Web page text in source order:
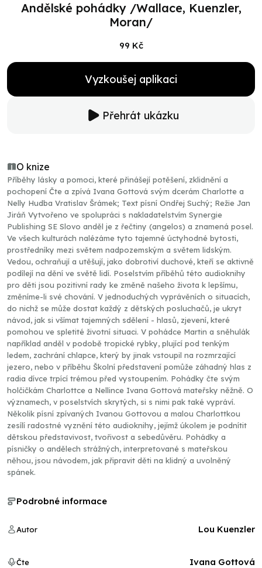
Andělské pohádky /Wallace, Kuenzler,
Moran/
99 Kč
Vyzkoušej aplikaci
Přehrát ukázku
O knize
Příběhy lásky a pomoci, které přinášejí potěšení, zklidnění a
pochopení Čte a zpívá Ivana Gottová svým dcerám Charlotte a
Nelly Hudba Vratislav Šrámek; Text písní Ondřej Suchý; Režie Jan
Jiráň Vytvořeno ve spolupráci s nakladatelstvím Synergie
Publishing SE Slovo anděl je z řečtiny (angelos) a znamená posel.
Ve všech kulturách nalézáme tyto tajemné úctyhodné bytosti,
prostředníky mezi světem nadpozemským a světem lidským.
Vedou, ochraňují a utěšují, jako dobrotiví duchové, kteří se aktivně
podílejí na dění ve světě lidí. Poselstvím příběhů této audioknihy
pro děti jsou pozitivní rady ke změně našeho života k lepšímu,
změníme-li své chování. V jednoduchých vyprávěních o situacích,
do nichž se může dostat každý z dětských posluchačů, je ukryt
návod, jak si všímat tajemných sdělení - hlasů, zjevení, které
pomohou ve spletité životní situaci. V pohádce Martin a sněhulák
například anděl v podobě tropické rybky, plující pod tenkým
ledem, zachrání chlapce, který by jinak vstoupil na rozmrzající
jezero, nebo v příběhu Školní představení pomůže záhadný hlas z
radia dívce trpící trémou před vystoupením. Pohádky čte svým
holčičkám Charlottce a Nellince Ivana Gottová mateřsky něžně. O
významech, v poselstvích skrytých, si s nimi pak také vypráví.
Několik písní zpívaných Ivanou Gottovou a malou Charlottkou
zesílí radostné vyznění této audioknihy, jejímž úkolem je podnítit
dětskou představivost, tvořivost a sebedůvěru. Pohádky a
písničky o andělech strážných, interpretované s mateřskou
něhou, jsou návodem, jak připravit děti na klidný a uvolněný
spánek.
Podrobné informace
Autor Lou Kuenzler
Čte Ivana Gottová